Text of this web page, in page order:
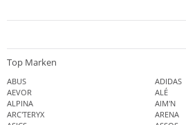
Top Marken
ABUS
ADIDAS
AEVOR
ALÉ
ALPINA
AIM'N
ARC'TERYX
ARENA